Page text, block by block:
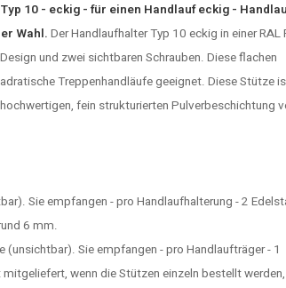
10 - eckig - für einen Handlauf eckig -
Wahl. DerHandlaufhalterTyp 10 eckig in einer RAL
und zwei sichtbaren Schrauben. Diese flachen
Treppenhandläufe geeignet. Diese Stütze
fein strukturierten Pulverbeschichtung
Sie empfangen - pro Handlaufhalterung - 2
6 mm.
Sie empfangen - pro Handlaufträger - 1
wenn die Stützen einzeln bestellt